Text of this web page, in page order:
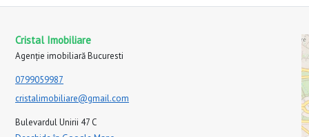
Cristal Imobiliare
Agenție imobiliară Bucuresti
0799059987
cristalimobiliare@gmail.com
Bulevardul Unirii 47 C